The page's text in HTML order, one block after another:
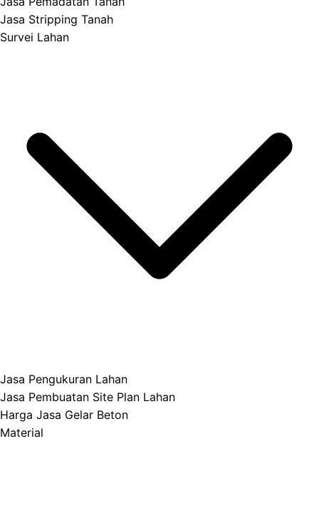
Jasa Stripping Tanah
Survei Lahan
Jasa Pengukuran Lahan
Jasa Pembuatan Site Plan Lahan
Harga Jasa Gelar Beton
Material